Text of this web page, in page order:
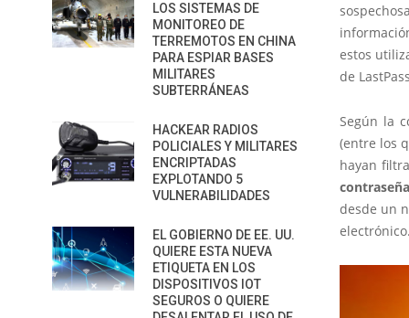
estos
de
Según la
(entre los
hayan
desde un
electrónico.
LOS SISTEMAS DE
MONITOREO DE
TERREMOTOS EN CHINA
PARA ESPIAR BASES
MILITARES
SUBTERRÁNEAS
HACKEAR RADIOS
POLICIALES Y MILITARES
ENCRIPTADAS
EXPLOTANDO 5
VULNERABILIDADES
EL GOBIERNO DE EE. UU.
QUIERE ESTA NUEVA
ETIQUETA EN LOS
DISPOSITIVOS IOT
SEGUROS O QUIERE